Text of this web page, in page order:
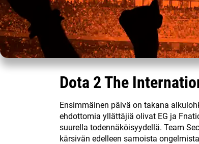
Dota 2 The
Ensimmäinen päivä on takana
ehdottomia yllättäjiä olivat EG ja
suurella todennäköisyydellä. Team
kärsivän edelleen samoista